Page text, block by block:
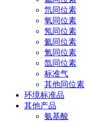
氘同位素
氧同位素
氖同位素
氦同位素
氪同位素
氙同位素
标准气
其他同位素
环境标准品
其他产品
氨基酸